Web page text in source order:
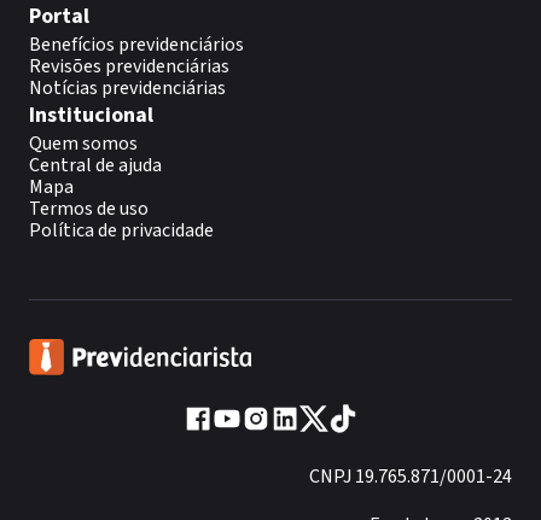
Portal
Benefícios previdenciários
Revisões previdenciárias
Notícias previdenciárias
Institucional
Quem somos
Central de ajuda
Mapa
Termos de uso
Política de privacidade
CNPJ 19.765.871/0001-24